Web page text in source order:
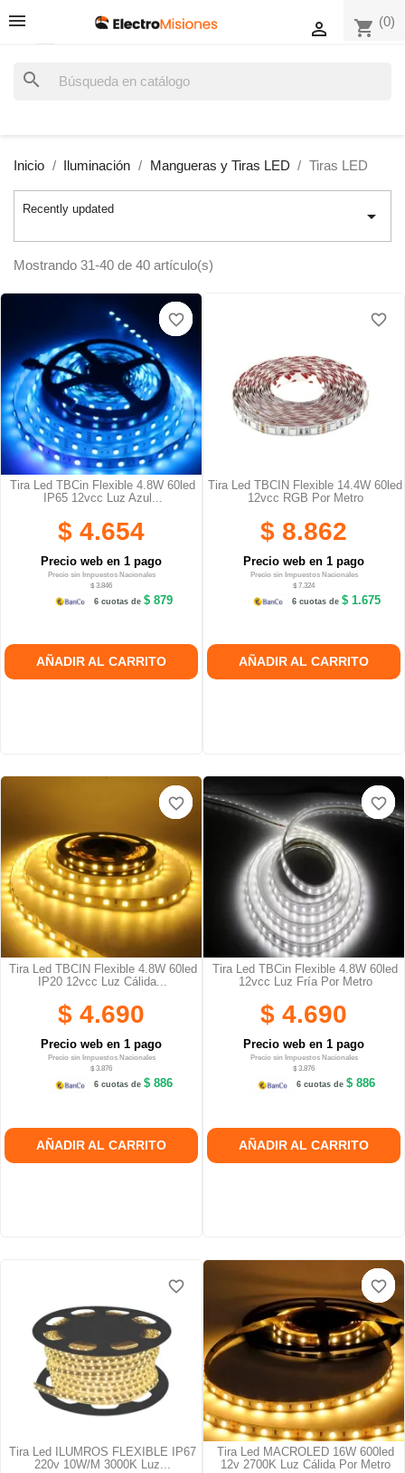
shopping_cart (0)

search
Inicio Iluminación Mangueras y Tiras LED Tiras LED
Recently updated 
Mostrando 31-40 de 40 artículo(s)
Tira Led TBCin Flexible 4.8W 60led
IP65 12vcc Luz Azul...
$ 4.654
Precio web en 1 pago
Precio sin Impuestos Nacionales
$ 3.846
6 cuotas de$ 879
AÑADIR AL CARRITO
favorite_border
favorite_border
favorite_border
Tira Led TBCIN Flexible 14.4W 60led
12vcc RGB Por Metro
$ 8.862
Precio web en 1 pago
Precio sin Impuestos Nacionales
$ 7.324
6 cuotas de $ 1.675
AÑADIR AL CARRITO
favorite_border
favorite_border
favorite_border
Tira Led TBCIN Flexible 4.8W 60led
IP20 12vcc Luz Cálida...
$ 4.690
Precio web en 1 pago
Precio sin Impuestos Nacionales
$ 3.876
6 cuotas de$ 886
AÑADIR AL CARRITO
favorite_border
favorite_border
favorite_border
Tira Led TBCin Flexible 4.8W 60led
12vcc Luz Fría Por Metro
$ 4.690
Precio web en 1 pago
Precio sin Impuestos Nacionales
$ 3.876
6 cuotas de$ 886
AÑADIR AL CARRITO
favorite_border
favorite_border
favorite_border
Tira Led ILUMROS FLEXIBLE IP67
220v 10W/M 3000K Luz...
favorite_border
favorite_border
favorite_border
Tira Led MACROLED 16W 600led
12v 2700K Luz Cálida Por Metro
favorite_border
favorite_border
favorite_border